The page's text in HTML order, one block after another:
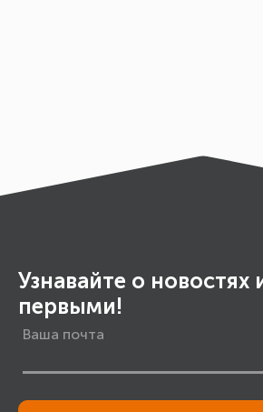
Узнавайте о новостях
первыми!